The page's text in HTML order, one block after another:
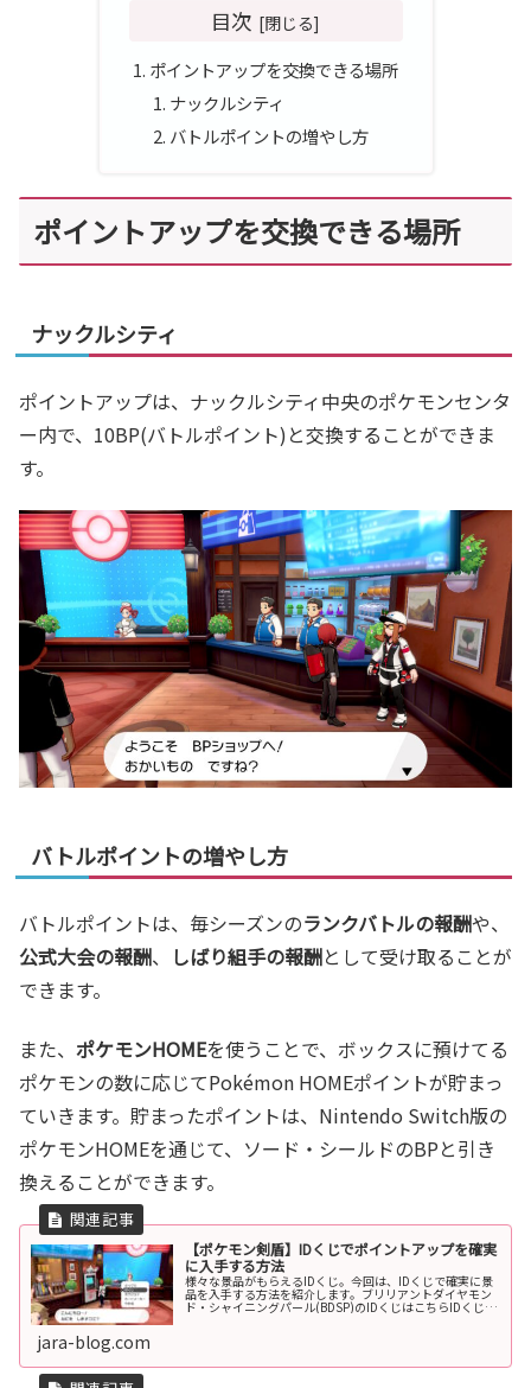
目次
ポイントアップを交換できる場所
ナックルシティ
バトルポイントの増やし方
ポイントアップを交換できる場所
ナックルシティ
ポイントアップは、ナックルシティ中央のポケモンセンタ
ー内で、10BP(バトルポイント)と交換することができま
す。
バトルポイントの増やし方
バトルポイントは、毎シーズンのランクバトルの報酬や、
公式大会の報酬、 しばり組手の報酬として受け取ることが
できます。
また、 ポケモンHOMEを使うことで、ボックスに預けてる
ポケモンの数に応じてPokémon HOMEポイントが貯まっ
ていきます。貯まったポイントは、Nintendo Switch版の
ポケモンHOMEを通じて、ソード・シールドのBPと引き
換えることができます。
【ポケモン剣盾】IDくじでポイントアップを確実
に入手する方法
様々な景品がもらえるIDくじ。今回は、IDくじで確実に景
品を入手する方法を紹介します。ブリリアントダイヤモン
ド・シャイニングパール(BDSP)のIDくじはこちらIDくじと
jara-blog.com